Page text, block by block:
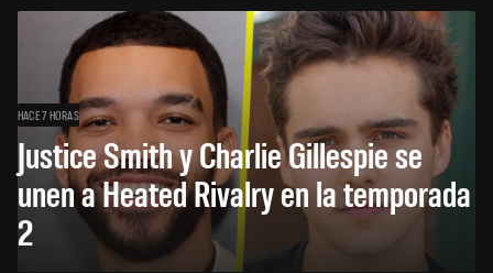
HACE 7 HORAS
Justice Smith y Charlie Gillespie se
unen a Heated Rivalry en la temporada
2